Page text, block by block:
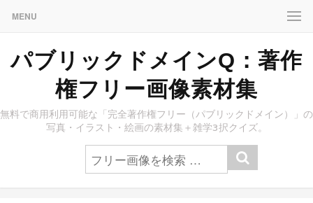
MENU
パブリックドメインQ：著作
権フリー画像素材集
無料で商用利用可能な「完全著作権フリー（パブリックドメイン）」の
写真・イラスト・絵画の素材集＋雑学3択クイズ。